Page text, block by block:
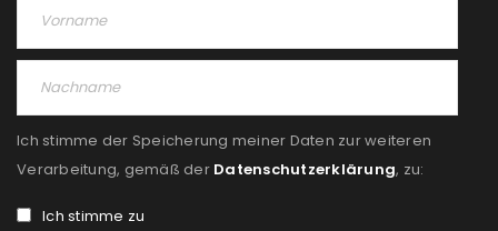
REGISTRIEREN
Ich stimme der Speicherung meiner Daten zur weiteren
Verarbeitung, gemäß der Datenschutzerklärung, zu:
Ich stimme zu